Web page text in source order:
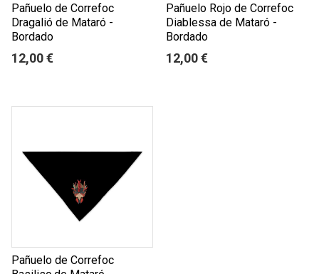
Pañuelo de Correfoc
Dragalió de Mataró -
Bordado
12,00 €
Pañuelo Rojo de Correfoc
Diablessa de Mataró -
Bordado
12,00 €
Pañuelo de Correfoc